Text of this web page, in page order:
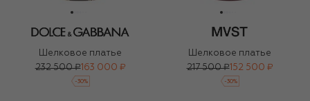
Шелковое платье
232 500 ₽163 000 ₽
-30%
Шелковое платье
217 500 ₽152 500 ₽
-30%